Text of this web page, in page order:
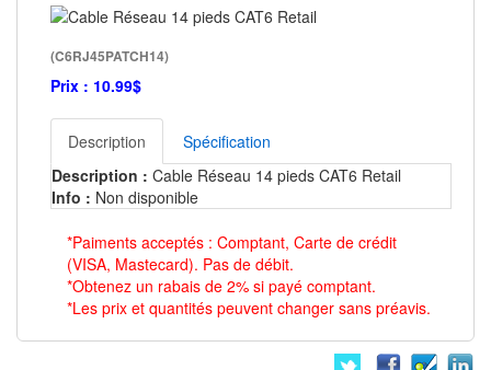
(C6RJ45PATCH14)
Prix : 10.99$
Description
Spécification
Description : Cable Réseau 14 pieds CAT6 Retail
Info : Non disponible
*Paiments acceptés : Comptant, Carte de crédit
(VISA, Mastecard). Pas de débit.
*Obtenez un rabais de 2% si payé comptant.
*Les prix et quantités peuvent changer sans préavis.